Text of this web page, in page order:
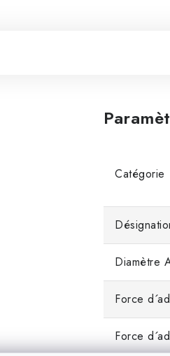
Catégorie
Diamètre
Force
Force